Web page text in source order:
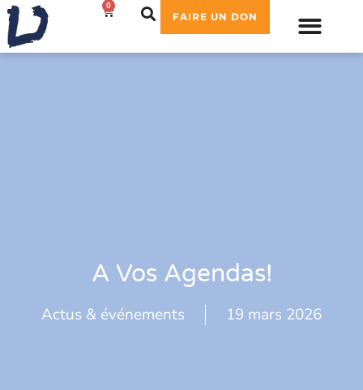
€ 0
FAIRE UN DON
A Vos Agendas!
Actus & événements 19 mars 2026